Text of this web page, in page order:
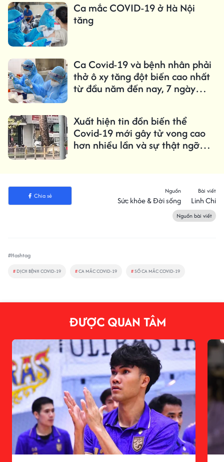
Ca mắc COVID-19 ở Hà Nội
tăng
Ca Covid-19 và bệnh nhân phải
thở ô xy tăng đột biến cao nhất
từ đầu năm đến nay, 7 ngày
Xuất hiện tin đồn biến thể
Covid-19 mới gây tử vong cao
hơn nhiều lần và sự thật ngỡ
Chia sẻ
Nguồn
Sức khỏe & Đời sống
Bài viết
Linh Chi
Nguồn bài viết
#Hashtag
# DỊCH BỆNH COVID-19 #CA MẮC COVID-19 #SỐ CA MẮC COVID-19
ĐƯỢC QUAN TÂM